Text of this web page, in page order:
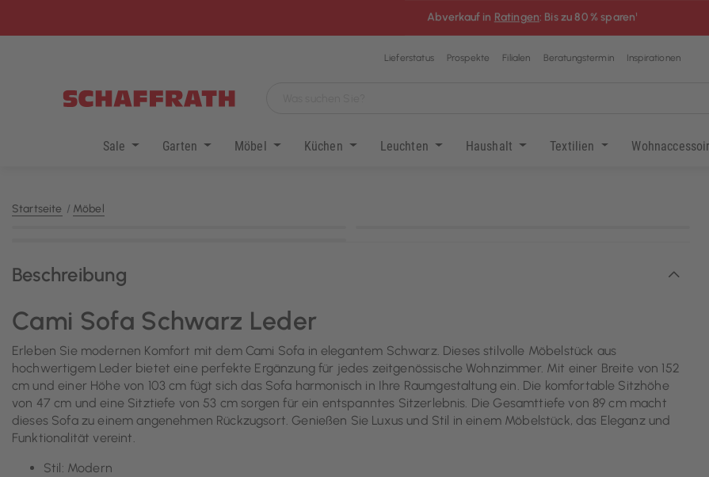
Abverkauf in Ratingen: Bis zu 80 % sparen¹
Lieferstatus Prospekte Filialen Beratungstermin Inspirationen
Sale Garten Möbel Küchen Leuchten Haushalt Textilien
Startseite Möbel
Beschreibung
Cami Sofa Schwarz Leder
Erleben Sie modernen Komfort mit dem Cami Sofa in elegantem Schwarz. Dieses stilvolle Möbelstück aus
hochwertigem Leder bietet eine perfekte Ergänzung für jedes zeitgenössische Wohnzimmer. Mit einer Breite von 152
cm und einer Höhe von 103 cm fügt sich das Sofa harmonisch in Ihre Raumgestaltung ein. Die komfortable Sitzhöhe
von 47 cm und eine Sitztiefe von 53 cm sorgen für ein entspanntes Sitzerlebnis. Die Gesamttiefe von 89 cm macht
dieses Sofa zu einem angenehmen Rückzugsort. Genießen Sie Luxus und Stil in einem Möbelstück, das Eleganz und
Funktionalität vereint.
Stil: Modern